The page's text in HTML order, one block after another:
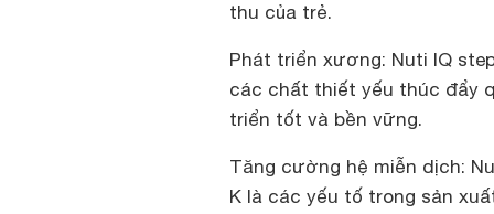
thu của trẻ.
Phát triển xương: Nuti IQ
các chất thiết yếu thúc đẩy
triển tốt và bền vững.
Tăng cường hệ miễn dịch:
K là các yếu tố trong sản